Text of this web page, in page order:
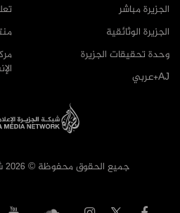
الجزيرة مباشر
الجزيرة الوثائقية
وحدة تحقيقات الجزيرة
AJ+عربي
جميع الحقوق محفوظة © 2026 شبكة الجزيرة الاعلامية